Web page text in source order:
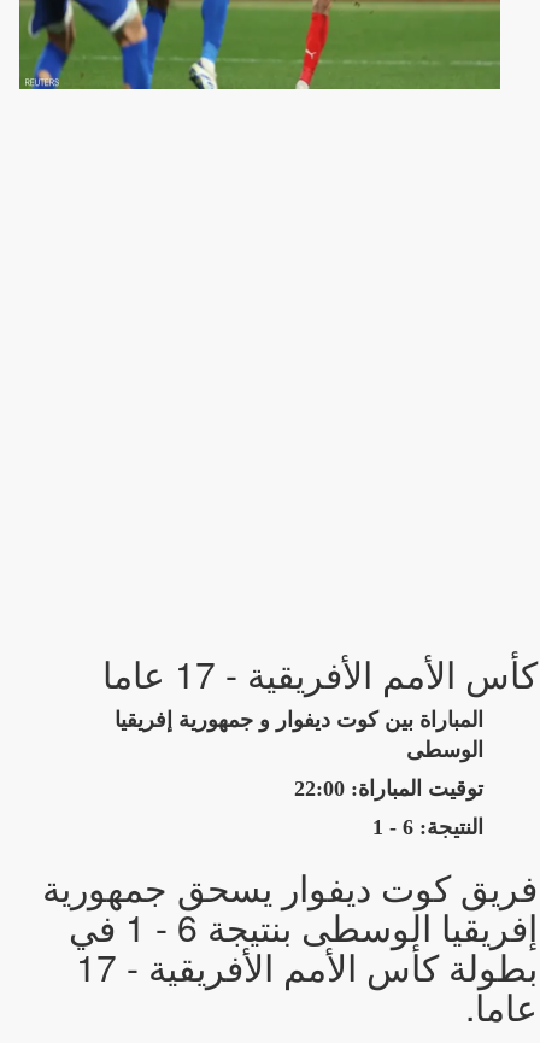
كأس الأمم الأفريقية - 17 عاما
المباراة بين كوت ديفوار و جمهورية إفريقيا
الوسطى
توقيت المباراة: 22:00
النتيجة: 6 - 1
فريق كوت ديفوار يسحق جمهورية
إفريقيا الوسطى بنتيجة 6 - 1 في
بطولة كأس الأمم الأفريقية - 17
عاما.